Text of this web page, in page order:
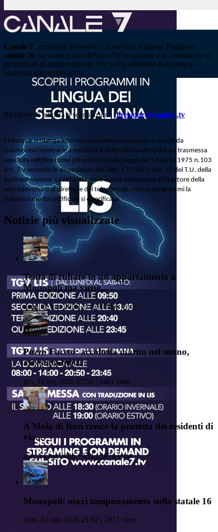
Canale 7 , emittente televisiva con servizio Regione Puglia sul
canale 78, ha come punto di forza l'informazione e la produzione di
programmi di intrattenimento. Per scelta editoriale non vengono
trasmessi televendite e film.
Richieste di rettifica o segnalazioni: direzione@canale7.tv
Chiunque si ritenga leso nei suoi interessi materiali o morali da
trasmissioni contrarie a verità ha il diritto di chiedere che sia trasmessa
apposita rettifica come già previsto dalla Legge del 14 aprile 1975 n.103
Art. 7 e secondo le disposizioni del Dlgs. 177/2005 Art. 32 del T.U. della
Radiotelevisione. La richiesta deve essere presentata al direttore della
rete televisiva o al direttore del telegiornale, nei cui programmi la
trasmissione da rettificare si è verificata.
Notizie più visualizzate
Tenta di rubare in un appartamento a
Monopoli ma viene...
dom, 02 ago 2026 21:17 | 7605 viste
Pozzo Faceto: accoltella marito nel sonno,
arrestata mo...
gio, 16 lug 2026 07:58 | 5401 viste
A Mola di Bari cresce la protesta dei residenti di
via...
mar, 14 lug 2026 13:11 | 3874 viste
Monopoli: maxi tamponamento sulla statale 16
dom, 02 ago 2026 21:02 | 2817 viste